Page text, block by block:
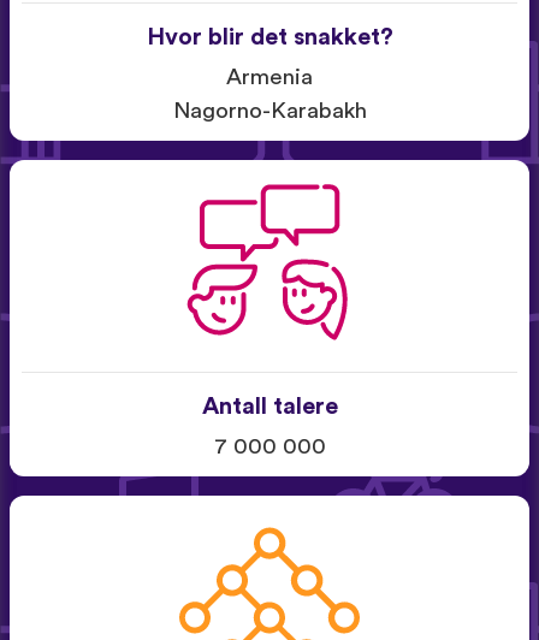
Hvor blir det snakket?
Armenia
Nagorno-Karabakh
Antall talere
7 000 000